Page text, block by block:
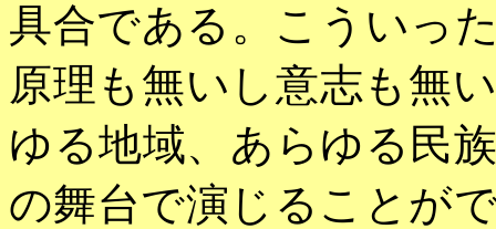
具合である。こういっ
原理も無いし意志も無
ゆる地域、あらゆる民
の舞台で演じることが